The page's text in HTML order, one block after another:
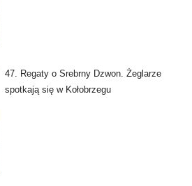
47. Regaty o Srebrny Dzwon. Żeglarze
spotkają się w Kołobrzegu